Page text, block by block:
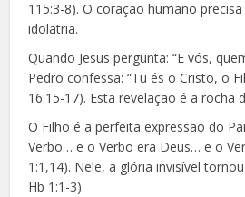
115:3-8). O coração humano
idolatria.
Quando Jesus pergunta: “E vós,
Pedro confessa: “Tu és o Cristo, o
16:15-17). Esta revelação é a rocha
O Filho é a perfeita expressão do
Verbo… e o Verbo era Deus… e o
1:1,14). Nele, a glória invisível
Hb 1:1-3).